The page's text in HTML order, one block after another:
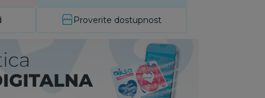
Proverite dostupnost